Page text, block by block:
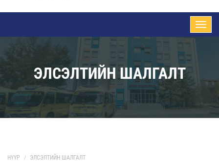
ЭЛСЭЛТИЙН ШАЛГАЛТ
НҮҮР ЭЛСЭЛТИЙН ШАЛГАЛТ